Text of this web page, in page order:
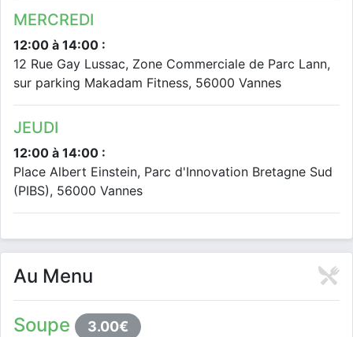
MERCREDI
12:00 à 14:00 :
12 Rue Gay Lussac, Zone Commerciale de Parc Lann,
sur parking Makadam Fitness, 56000 Vannes
JEUDI
12:00 à 14:00 :
Place Albert Einstein, Parc d'Innovation Bretagne Sud
(PIBS), 56000 Vannes
Au Menu
Soupe 3.00€